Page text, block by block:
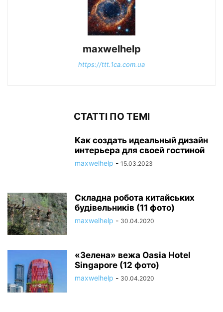
maxwelhelp
https://ttt.1ca.com.ua
СТАТТІ ПО ТЕМІ
Как создать идеальный дизайн
интерьера для своей гостиной
maxwelhelp - 15.03.2023
Складна робота китайських
будівельників (11 фото)
maxwelhelp - 30.04.2020
«Зелена» вежа Oasia Hotel
Singapore (12 фото)
maxwelhelp - 30.04.2020